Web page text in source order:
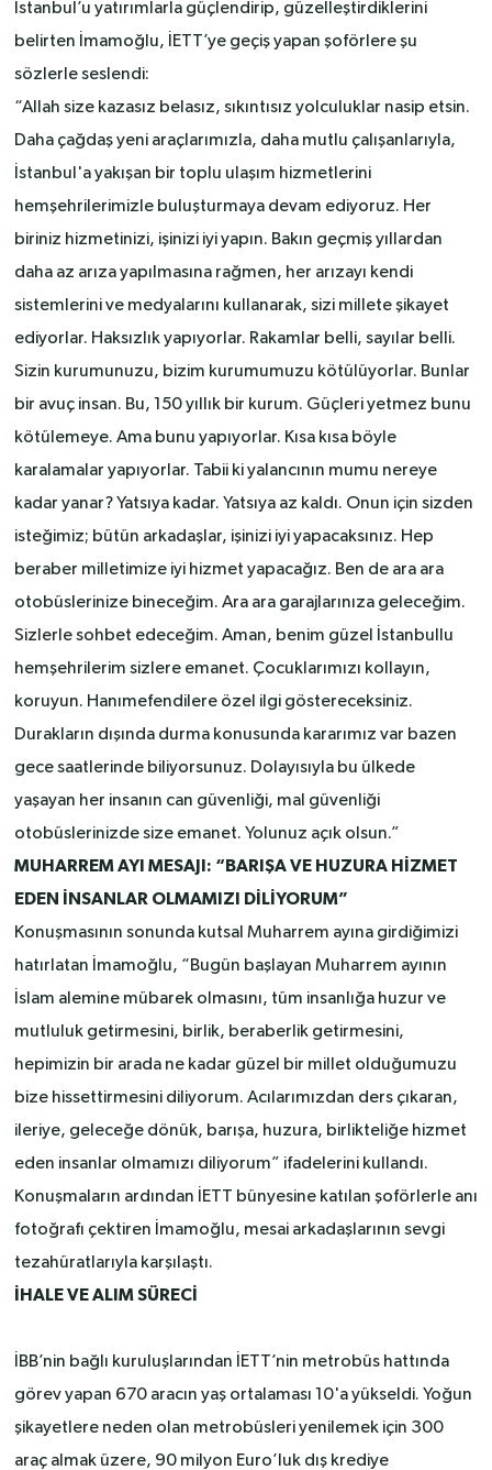
İstanbul’u yatırımlarla güçlendirip, güzelleştirdiklerini
belirten İmamoğlu, İETT’ye geçiş yapan şoförlere şu
sözlerle seslendi:
“Allah size kazasız belasız, sıkıntısız yolculuklar nasip etsin.
Daha çağdaş yeni araçlarımızla, daha mutlu çalışanlarıyla,
İstanbul'a yakışan bir toplu ulaşım hizmetlerini
hemşehrilerimizle buluşturmaya devam ediyoruz. Her
biriniz hizmetinizi, işinizi iyi yapın. Bakın geçmiş yıllardan
daha az arıza yapılmasına rağmen, her arızayı kendi
sistemlerini ve medyalarını kullanarak, sizi millete şikayet
ediyorlar. Haksızlık yapıyorlar. Rakamlar belli, sayılar belli.
Sizin kurumunuzu, bizim kurumumuzu kötülüyorlar. Bunlar
bir avuç insan. Bu, 150 yıllık bir kurum. Güçleri yetmez bunu
kötülemeye. Ama bunu yapıyorlar. Kısa kısa böyle
karalamalar yapıyorlar. Tabii ki yalancının mumu nereye
kadar yanar? Yatsıya kadar. Yatsıya az kaldı. Onun için sizden
isteğimiz; bütün arkadaşlar, işinizi iyi yapacaksınız. Hep
beraber milletimize iyi hizmet yapacağız. Ben de ara ara
otobüslerinize bineceğim. Ara ara garajlarınıza geleceğim.
Sizlerle sohbet edeceğim. Aman, benim güzel İstanbullu
hemşehrilerim sizlere emanet. Çocuklarımızı kollayın,
koruyun. Hanımefendilere özel ilgi göstereceksiniz.
Durakların dışında durma konusunda kararımız var bazen
gece saatlerinde biliyorsunuz. Dolayısıyla bu ülkede
yaşayan her insanın can güvenliği, mal güvenliği
otobüslerinizde size emanet. Yolunuz açık olsun.”
MUHARREM AYI MESAJI: “BARIŞA VE HUZURA HİZMET
EDEN İNSANLAR OLMAMIZI DİLİYORUM”
Konuşmasının sonunda kutsal Muharrem ayına girdiğimizi
hatırlatan İmamoğlu, “Bugün başlayan Muharrem ayının
İslam alemine mübarek olmasını, tüm insanlığa huzur ve
mutluluk getirmesini, birlik, beraberlik getirmesini,
hepimizin bir arada ne kadar güzel bir millet olduğumuzu
bize hissettirmesini diliyorum. Acılarımızdan ders çıkaran,
ileriye, geleceğe dönük, barışa, huzura, birlikteliğe hizmet
eden insanlar olmamızı diliyorum” ifadelerini kullandı.
Konuşmaların ardından İETT bünyesine katılan şoförlerle anı
fotoğrafı çektiren İmamoğlu, mesai arkadaşlarının sevgi
tezahüratlarıyla karşılaştı.
İHALE VE ALIM SÜRECİ
İBB’nin bağlı kuruluşlarından İETT’nin metrobüs hattında
görev yapan 670 aracın yaş ortalaması 10'a yükseldi. Yoğun
şikayetlere neden olan metrobüsleri yenilemek için 300
araç almak üzere, 90 milyon Euro’luk dış krediye